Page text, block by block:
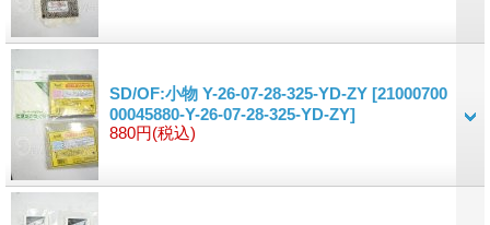
SD/OF:小物 Y-26-07-28-325-YD-ZY [21000700
00045880-Y-26-07-28-325-YD-ZY]
880円(税込)